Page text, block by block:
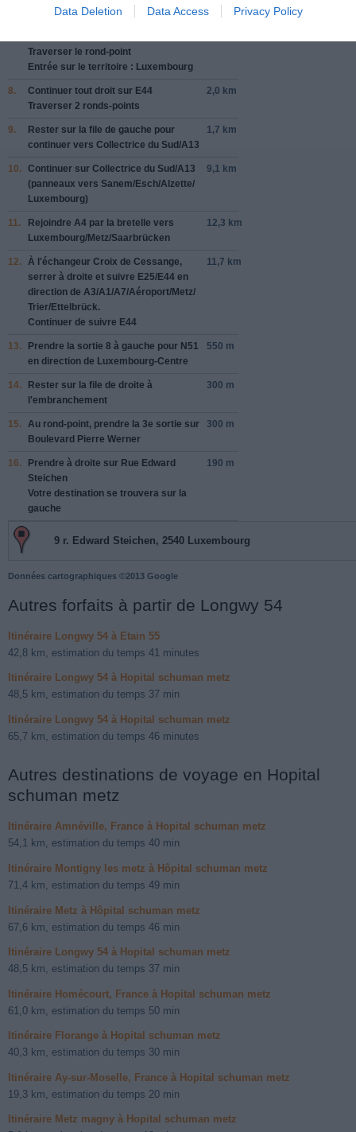
Data Deletion Data Access Privacy Policy
Continuer tout droit sur
Traverser le rond-point
Entrée sur le territoire : Luxembourg
2,4 km
8. Continuer tout droit sur E44
Traverser 2 ronds-points
2,0 km
9.
Rester sur la file de gauche pour
continuer vers Collectrice du Sud/A13
1,7 km
10. Continuer sur Collectrice du Sud/A13
(panneaux vers Sanem/Esch/Alzette/
Luxembourg)
9,1 km
11. Rejoindre A4 par la bretelle vers
Luxembourg/Metz/Saarbrücken
12,3 km
12. À l'échangeur Croix de Cessange,
serrer à droite et suivre E25/E44 en
direction de A3/A1/A7/Aéroport/Metz/
Trier/Ettelbrück.
Continuer de suivre E44
11,7 km
13. Prendre la sortie 8 à gauche pour N51
en direction de Luxembourg-Centre
550 m
14.
Rester sur la file de droite à
l'embranchement
300 m
15. Au rond-point, prendre la 3e sortie sur
Boulevard Pierre Werner
300 m
16. Prendre à droite sur Rue Edward
Steichen
Votre destination se trouvera sur la
gauche
190 m
9 r. Edward Steichen, 2540 Luxembourg
Données cartographiques ©2013 Google
Autres forfaits à partir de Longwy 54
Itinéraire Longwy 54 à Etain 55
42,8 km, estimation du temps 41 minutes
Itinéraire Longwy 54 à Hopital schuman metz
48,5 km, estimation du temps 37 min
Itinéraire Longwy 54 à Hopital schuman metz
65,7 km, estimation du temps 46 minutes
Autres destinations de voyage en Hopital
schuman metz
Itinéraire Amnéville, France à Hopital schuman metz
54,1 km, estimation du temps 40 min
Itinéraire Montigny les metz à Hôpital schuman metz
71,4 km, estimation du temps 49 min
Itinéraire Metz à Hôpital schuman metz
67,6 km, estimation du temps 46 min
Itinéraire Longwy 54 à Hopital schuman metz
48,5 km, estimation du temps 37 min
Itinéraire Homécourt, France à Hopital schuman metz
61,0 km, estimation du temps 50 min
Itinéraire Florange à Hopital schuman metz
40,3 km, estimation du temps 30 min
Itinéraire Ay-sur-Moselle, France à Hopital schuman metz
19,3 km, estimation du temps 20 min
Itinéraire Metz magny à Hopital schuman metz